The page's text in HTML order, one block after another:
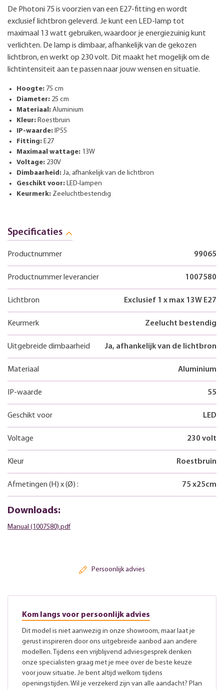
De Photoni 75 is voorzien van een E27-fitting en wordt
exclusief lichtbron geleverd. Je kunt een LED-lamp tot
maximaal 13 watt gebruiken, waardoor je energiezuinig kunt
verlichten. De lamp is dimbaar, afhankelijk van de gekozen
lichtbron, en werkt op 230 volt. Dit maakt het mogelijk om de
lichtintensiteit aan te passen naar jouw wensen en situatie.
Hoogte: 75 cm
Diameter: 25 cm
Materiaal: Aluminium
Kleur: Roestbruin
IP-waarde: IP55
Fitting: E27
Maximaal wattage: 13W
Voltage: 230V
Dimbaarheid: Ja, afhankelijk van de lichtbron
Geschikt voor: LED-lampen
Keurmerk: Zeeluchtbestendig
Specificaties
Productnummer 99065
Productnummer leverancier 1007580
Lichtbron Exclusief 1 x max 13W E27
Keurmerk Zeelucht bestendig
Uitgebreide dimbaarheid Ja, afhankelijk van de lichtbron
Materiaal Aluminium
IP-waarde 55
Geschikt voor LED
Voltage 230 volt
Kleur Roestbruin
Afmetingen (H) x(Ø) : 75 x25cm
Downloads:
Manual (1007580).pdf
Persoonlijk advies
Kom langs voor persoonlijk advies
Dit model is niet aanwezig in onze showroom, maar laat je
gerust inspireren door ons uitgebreide aanbod aan andere
modellen. Tijdens een vrijblijvend adviesgesprek denken
onze specialisten graag met je mee over de beste keuze
voor jouw situatie. Je bent altijd welkom tijdens
openingstijden. Wil je verzekerd zijn van alle aandacht? Plan